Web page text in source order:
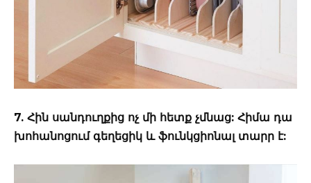
7. Հին սանդուղքից ոչ մի հետք չմնաց: Հիմա դա
խոհանոցում գեղեցիկ և ֆունկցիոնալ տարր է: